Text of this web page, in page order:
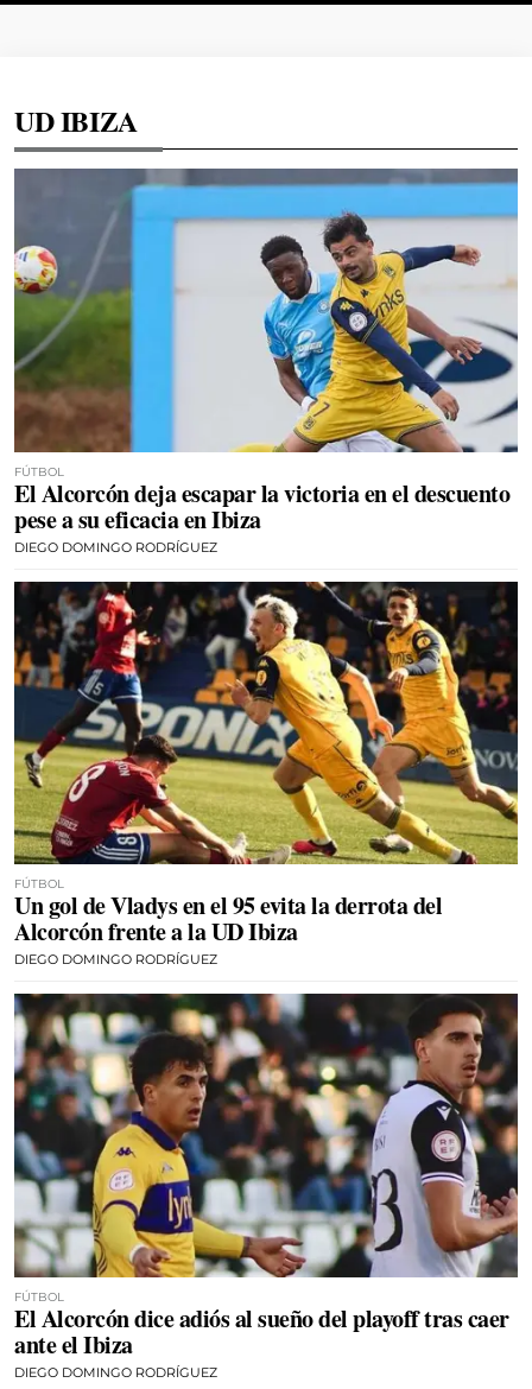
UD IBIZA
FÚTBOL
El Alcorcón deja escapar la victoria en el descuento
pese a su eficacia en Ibiza
DIEGO DOMINGO RODRÍGUEZ
FÚTBOL
Un gol de Vladys en el 95 evita la derrota del
Alcorcón frente a la UD Ibiza
DIEGO DOMINGO RODRÍGUEZ
FÚTBOL
El Alcorcón dice adiós al sueño del playoff tras caer
ante el Ibiza
DIEGO DOMINGO RODRÍGUEZ